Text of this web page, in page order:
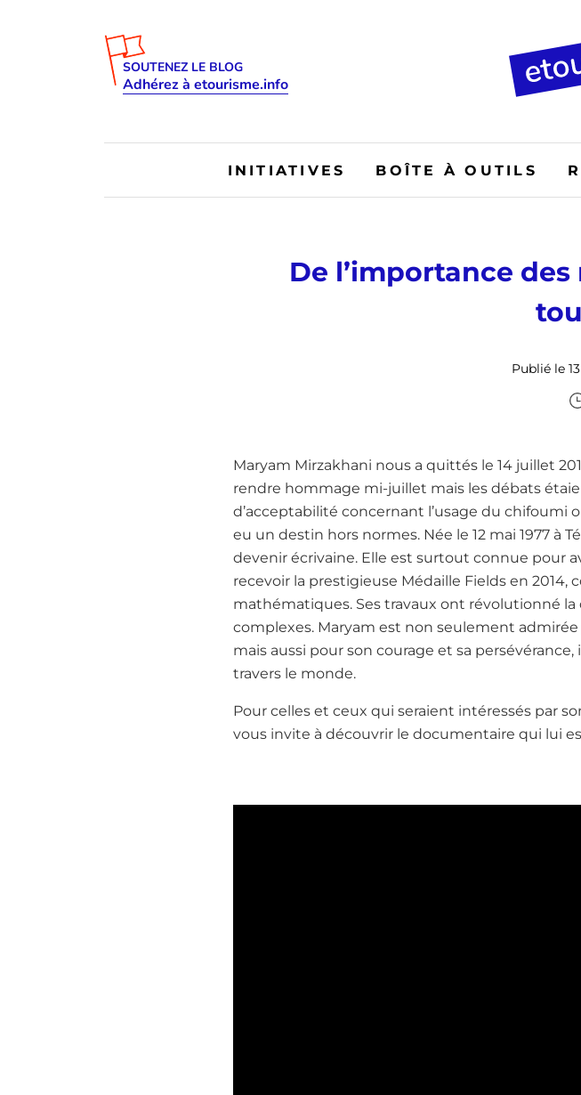
SOUTENEZ LE BLOG
Adhérez à etourisme.info
INITIATIVES BOÎTE À OUTILS
De l’importance
Publié le
Maryam Mirzakhani nous a quittés le 14 juillet
rendre hommage mi-juillet mais les débats
d’acceptabilité concernant l’usage du chifoumi
eu un destin hors normes. Née le 12 mai 1977 à
devenir écrivaine. Elle est surtout connue pour
recevoir la prestigieuse Médaille Fields en 2014,
mathématiques. Ses travaux ont révolutionné
complexes. Maryam est non seulement
mais aussi pour son courage et sa
travers le monde.
Pour celles et ceux qui seraient intéressés par
vous invite à découvrir le documentaire qui lui